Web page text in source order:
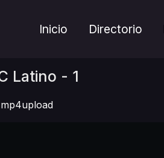
Inicio Directorio
Latino - 1
mp4upload